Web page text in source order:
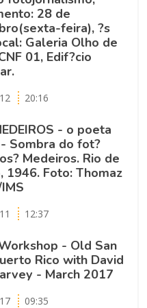
28 de
feira), ?s
Galeria Olho de
01, Edif?cio
20:16
- o poeta
Sombra do fot?
Medeiros. Rio de
1946. Foto: Thomaz
12:37
- Old San
Rico with David
- March 2017
09:35